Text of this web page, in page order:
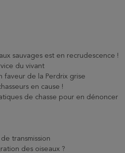
sauvages est en recrudescence !
du vivant
faveur de la Perdrix grise
en cause !
de chasse pour en dénoncer
transmission
des oiseaux ?